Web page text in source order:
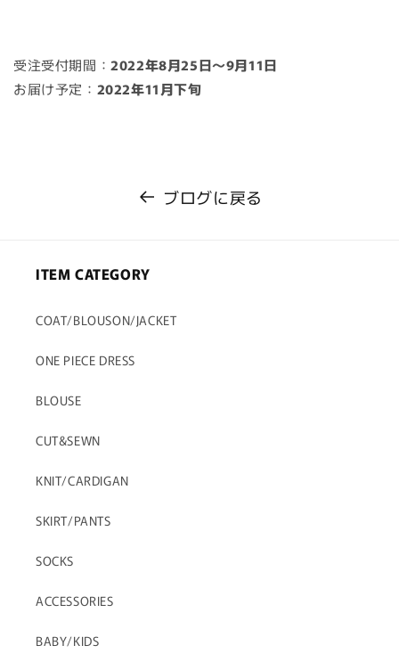
受注受付期間：2022年8月25日～9月11日
お届け予定： 2022年11月下旬
ブログに戻る
ITEM CATEGORY
COAT/BLOUSON/JACKET
ONE PIECE DRESS
BLOUSE
CUT&SEWN
KNIT/CARDIGAN
SKIRT/PANTS
SOCKS
ACCESSORIES
BABY/KIDS